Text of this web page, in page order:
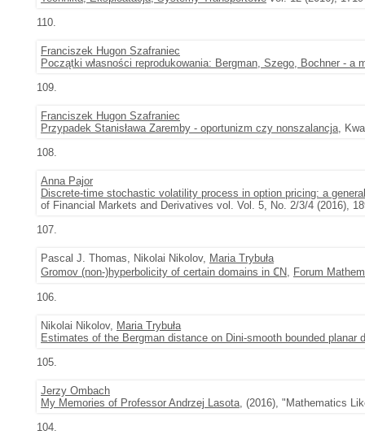
110.
Franciszek Hugon Szafraniec
Początki własności reprodukowania: Bergman, Szego, Bochner - a
109.
Franciszek Hugon Szafraniec
Przypadek Stanisława Zaremby - oportunizm czy nonszalancja,
108.
Anna Pajor
Discrete-time stochastic volatility process in option pricing: a
of Financial Markets and Derivatives vol. Vol. 5, No. 2/3/4 (2016),
107.
Pascal J. Thomas, Nikolai Nikolov, Maria Trybuła
Gromov (non-)hyperbolicity of certain domains in ℂN, Forum
106.
Nikolai Nikolov, Maria Trybuła
Estimates of the Bergman distance on Dini-smooth bounded planar
105.
Jerzy Ombach
My Memories of Professor Andrzej Lasota, (2016), "Mathematics
104.